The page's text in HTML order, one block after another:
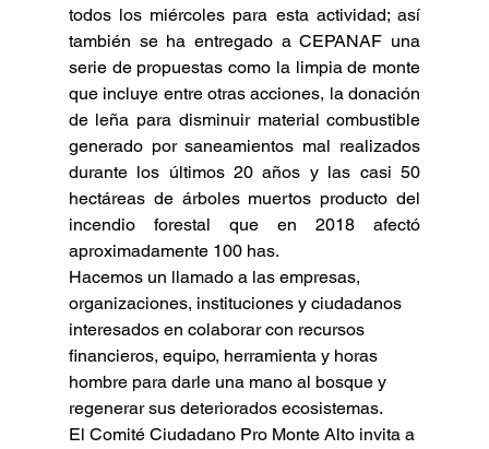
todos los miércoles para esta actividad; así
también se ha entregado a CEPANAF una
serie de propuestas como la limpia de monte
que incluye entre otras acciones, la donación
de leña para disminuir material combustible
generado por saneamientos mal realizados
durante los últimos 20 años y las casi 50
hectáreas de árboles muertos producto del
incendio forestal que en 2018 afectó
aproximadamente 100 has.
Hacemos un llamado a las empresas,
organizaciones, instituciones y ciudadanos
interesados en colaborar con recursos
financieros, equipo, herramienta y horas
hombre para darle una mano al bosque y
regenerar sus deteriorados ecosistemas.
El Comité Ciudadano Pro Monte Alto invita a